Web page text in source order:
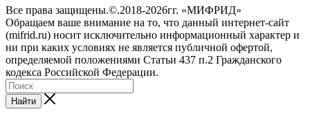
Все права защищены.©.2018-2026гг. «МИФРИД»
Обращаем ваше внимание на то, что данный интернет-сайт
(mifrid.ru) носит исключительно информационный характер и
ни при каких условиях не является публичной офертой,
определяемой положениями Статьи 437 п.2 Гражданского
кодекса Российской Федерации.
Найти